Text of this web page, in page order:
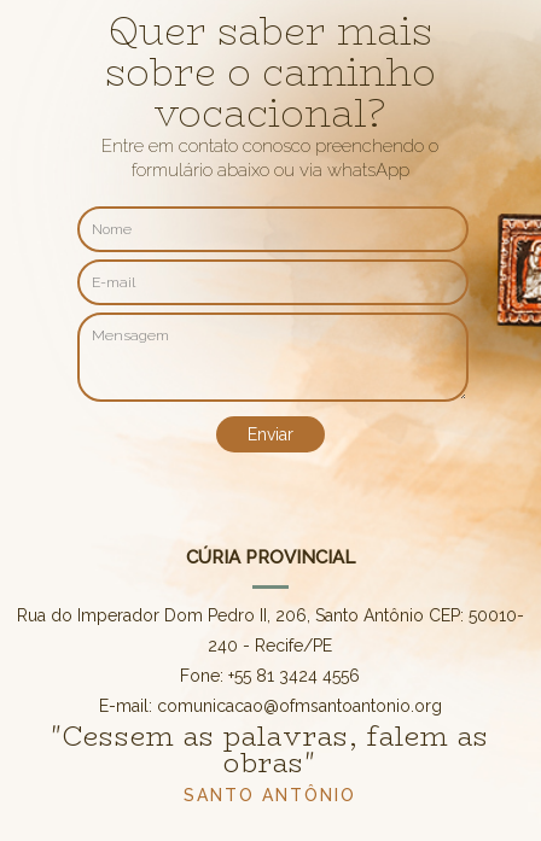
Quer saber mais
sobre o caminho
vocacional?
Entre em contato conosco preenchendo o
formulário abaixo ou via whatsApp
CÚRIA PROVINCIAL
Rua do Imperador Dom Pedro II, 206, Santo Antônio CEP: 50010-
240 - Recife/PE
Fone: +55 81 3424 4556
E-mail: comunicacao@ofmsantoantonio.org
"Cessem as palavras, falem as
obras"
SANTO ANTÔNIO